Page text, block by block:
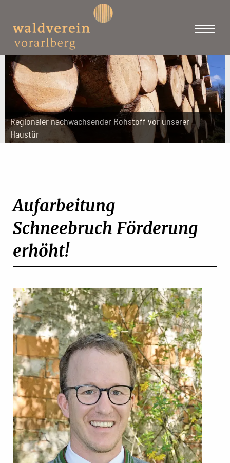
Regionaler nachwachsender Rohstoff vor unserer
Haustür
Aufarbeitung
Schneebruch Förderung
erhöht!